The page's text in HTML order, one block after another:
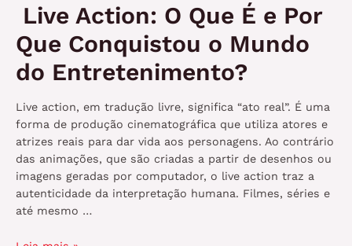
Live Action: O Que É e Por
Que Conquistou o Mundo
do Entretenimento?
Live action, em tradução livre, significa “ato real”. É uma
forma de produção cinematográfica que utiliza atores e
atrizes reais para dar vida aos personagens. Ao contrário
das animações, que são criadas a partir de desenhos ou
imagens geradas por computador, o live action traz a
autenticidade da interpretação humana. Filmes, séries e
até mesmo …